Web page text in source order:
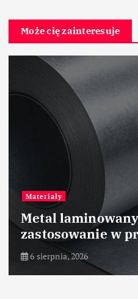
Może cię zainteresuje
Zastosowanie
włókiennictwie
5 sierpnia, 2026